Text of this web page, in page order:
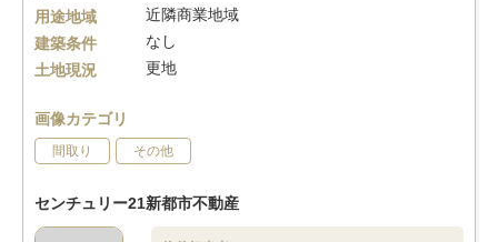
用途地域
近隣商業地域
建築条件
なし
土地現況
更地
画像カテゴリ
間取り その他
センチュリー21新都市不動産